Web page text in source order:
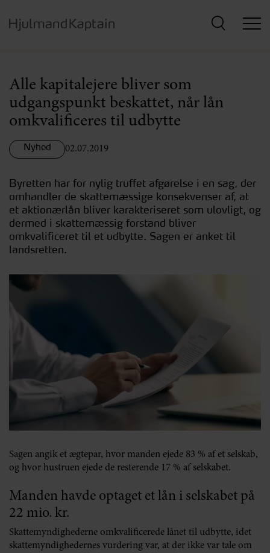
hovedindhold
Alle kapitalejere bliver som
udgangspunkt beskattet, når lån
omkvalificeres til udbytte
Nyhed 02.07.2019
Byretten har for nylig truffet afgørelse i en sag, der
omhandler de skattemæssige konsekvenser af, at
et aktionærlån bliver karakteriseret som ulovligt, og
dermed i skattemæssig forstand bliver
omkvalificeret til et udbytte. Sagen er anket til
landsretten.
Sagen angik et ægtepar, hvor manden ejede 83 % af et selskab,
og hvor hustruen ejede de resterende 17 % af selskabet.
Manden havde optaget et lån i selskabet på
22 mio. kr.
Skattemyndighederne omkvalificerede lånet til udbytte, idet
skattemyndighedernes vurdering var, at der ikke var tale om